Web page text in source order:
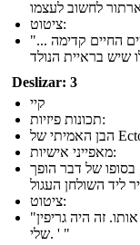
ציטוט:
"... אני צריך לחיות לאחור מ מלפנים בעוד מוקף הרבה אנשים החיים קדימה
Deslizar: 3
קיי
תכונות פיזיות:
מאפייני אישיות:
של דבר הופך
ציטוט:
"זה יספיק," אמר קיי, "אם מישהו לא היה אכפת לי לחתוך אותו. זה היה גריפין
שלי. ' "